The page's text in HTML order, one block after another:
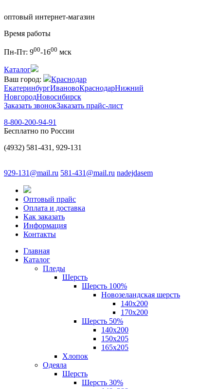
оптовый интернет-магазин
Время работы
Пн-Пт: 900-1600 мск
Каталог
Ваш город:
Краснодар
ЕкатеринбургИвановоКраснодарНижний
НовгородНовосибирск
Заказать звонокЗаказать прайс-лист
8-800-200-94-91
Бесплатно по России
(4932) 581-431, 929-131
929-131@mail.ru 581-431@mail.ru nadejdasem
Оптовый прайс
Оплата и доставка
Как заказать
Информация
Контакты
Главная
Каталог
Пледы
Шерсть
Шерсть 100%
Новозеландская шерсть
140х200
170x200
Шерсть 50%
140x200
150х205
165х205
Хлопок
Одеяла
Шерсть
Шерсть 30%